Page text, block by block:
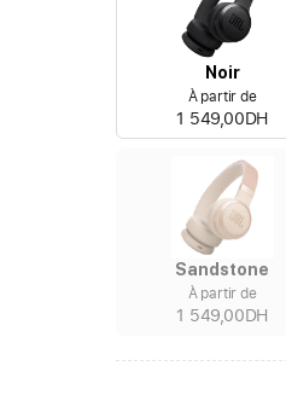
Noir
À partir de
1 549,00DH
Sandstone
À partir de
1 549,00DH